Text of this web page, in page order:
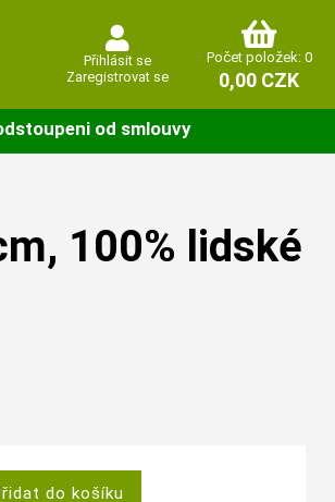
Počet položek: 0
0,00 CZK
Přihlásit se
Zaregistrovat se
od smlouvy
100% lidské